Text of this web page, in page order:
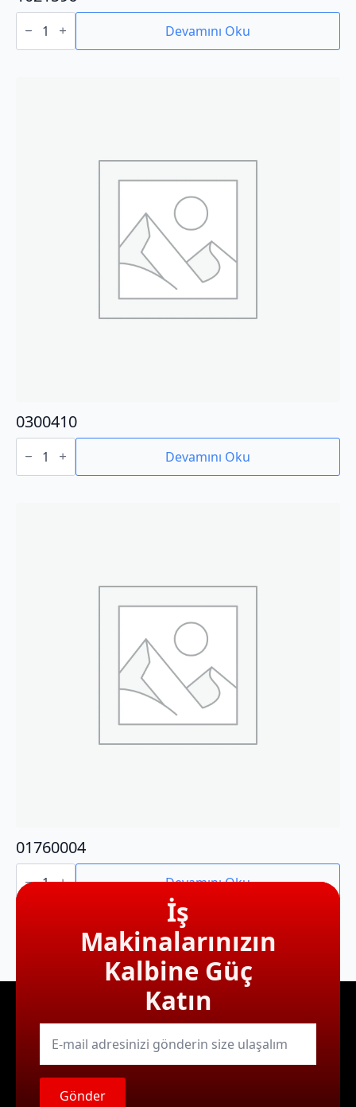
1021596
adet Devamını Oku
0300410
0300410
adet Devamını Oku
01760004
01760004
adet Devamını Oku
İş
Makinalarınızın
Kalbine Güç
Katın
E-
mail
Gönder